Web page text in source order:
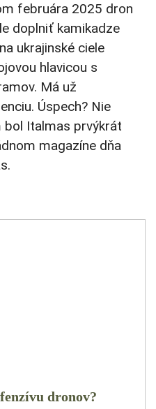
februára 2025 dron
doplniť kamikadze
ukrajinské ciele
hlavicou s
Má už
Úspech? Nie
bol Italmas prvýkrát
magazíne dňa
dronov?